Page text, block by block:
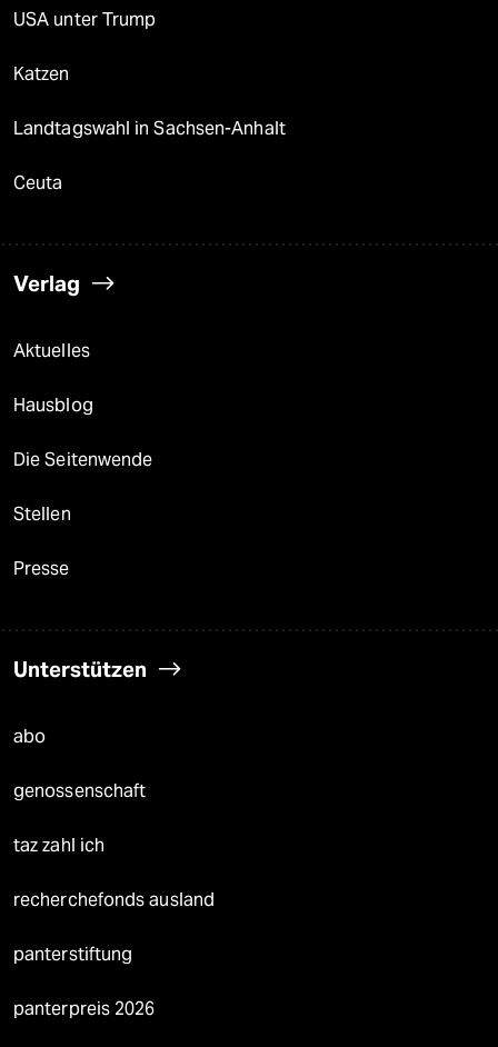
USA unter Trump
Katzen
Landtagswahl in Sachsen-Anhalt
Ceuta
Verlag
Aktuelles
Hausblog
Die Seitenwende
Stellen
Presse
Unterstützen
abo
genossenschaft
taz zahl ich
recherchefonds ausland
panterstiftung
panterpreis 2026